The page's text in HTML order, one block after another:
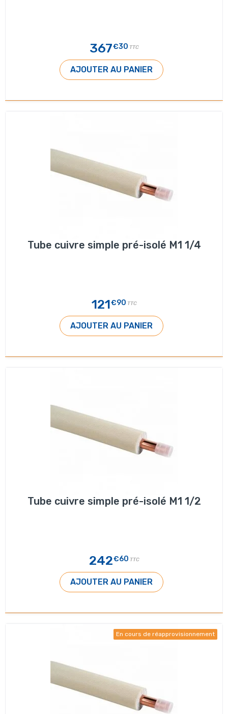
367€30 TTC
AJOUTER AU PANIER
Tube cuivre simple pré-isolé M1 1/4
121€90 TTC
AJOUTER AU PANIER
Tube cuivre simple pré-isolé M1 1/2
242€60 TTC
AJOUTER AU PANIER
En cours de réapprovisionnement